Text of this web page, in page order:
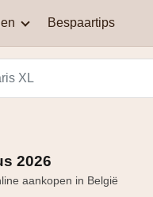
Borre
werkt mijn
niet?
en aanbiedingen
Bespaartips
2026
aankopen in België